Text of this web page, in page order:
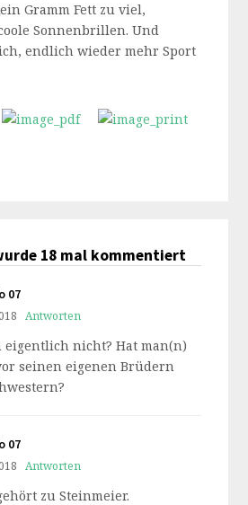
Gramm Fett zu viel,
Sonnenbrillen. Und
endlich wieder mehr Sport
18 mal kommentiert
07
Antworten
eigentlich nicht? Hat man(n)
seinen eigenen Brüdern
07
Antworten
zu Steinmeier.